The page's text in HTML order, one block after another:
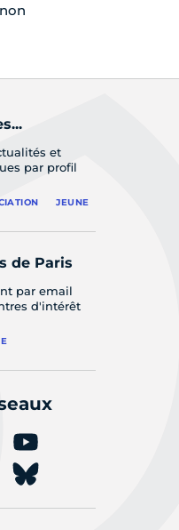
et
par profil
JEUNE
de Paris
par email
d'intérêt